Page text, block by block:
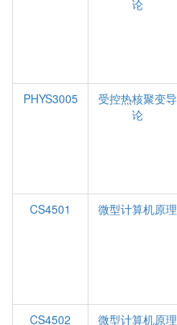
论
PHYS3005
受控热核聚变导
论
CS4501
微型计算机原理
CS4502
微型计算机原理